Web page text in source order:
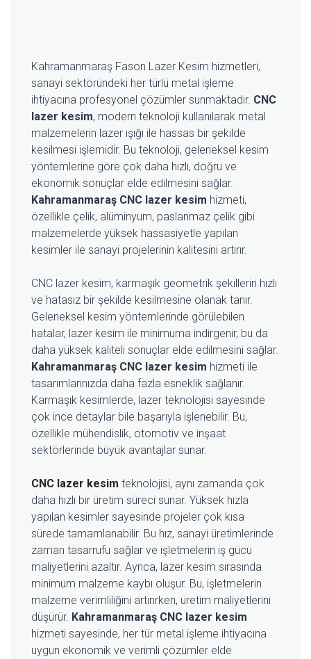
Kahramanmaraş Fason Lazer Kesim hizmetleri,
sanayi sektöründeki her türlü metal işleme
ihtiyacına profesyonel çözümler sunmaktadır. CNC
lazer kesim, modern teknoloji kullanılarak metal
malzemelerin lazer ışığı ile hassas bir şekilde
kesilmesi işlemidir. Bu teknoloji, geleneksel kesim
yöntemlerine göre çok daha hızlı, doğru ve
ekonomik sonuçlar elde edilmesini sağlar.
Kahramanmaraş CNC lazer kesim hizmeti,
özellikle çelik, alüminyum, paslanmaz çelik gibi
malzemelerde yüksek hassasiyetle yapılan
kesimler ile sanayi projelerinin kalitesini artırır.
CNC lazer kesim, karmaşık geometrik şekillerin hızlı
ve hatasız bir şekilde kesilmesine olanak tanır.
Geleneksel kesim yöntemlerinde görülebilen
hatalar, lazer kesim ile minimuma indirgenir, bu da
daha yüksek kaliteli sonuçlar elde edilmesini sağlar.
Kahramanmaraş CNC lazer kesim hizmeti ile
tasarımlarınızda daha fazla esneklik sağlanır.
Karmaşık kesimlerde, lazer teknolojisi sayesinde
çok ince detaylar bile başarıyla işlenebilir. Bu,
özellikle mühendislik, otomotiv ve inşaat
sektörlerinde büyük avantajlar sunar.
CNC lazer kesim teknolojisi, aynı zamanda çok
daha hızlı bir üretim süreci sunar. Yüksek hızla
yapılan kesimler sayesinde projeler çok kısa
sürede tamamlanabilir. Bu hız, sanayi üretimlerinde
zaman tasarrufu sağlar ve işletmelerin iş gücü
maliyetlerini azaltır. Ayrıca, lazer kesim sırasında
minimum malzeme kaybı oluşur. Bu, işletmelerin
malzeme verimliliğini artırırken, üretim maliyetlerini
düşürür. Kahramanmaraş CNC lazer kesim
hizmeti sayesinde, her tür metal işleme ihtiyacına
uygun ekonomik ve verimli çözümler elde